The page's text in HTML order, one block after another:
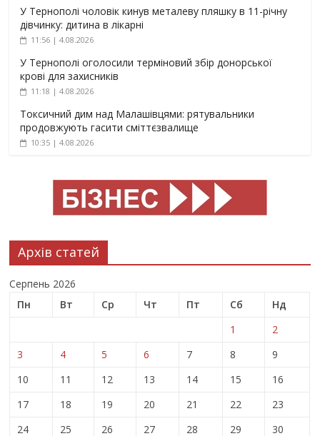
У Тернополі чоловік кинув металеву пляшку в 11-річну
дівчинку: дитина в лікарні
11:56 | 4.08.2026
У Тернополі оголосили терміновий збір донорської
крові для захисників
11:18 | 4.08.2026
Токсичний дим над Малашівцями: рятувальники
продовжують гасити сміттєзвалище
10:35 | 4.08.2026
Архів статей
Серпень 2026
Пн
Вт Ср Чт Пт Сб
Нд
1
2
3
4 5 6 7 8
9
10
11 12 13 14 15
16
17
18 19 20 21 22
23
24
25 26 27 28 29
30